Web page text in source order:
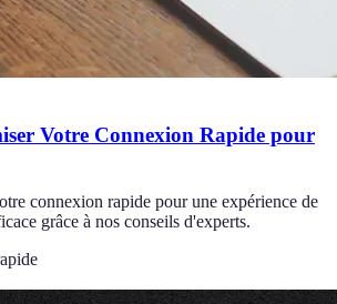
Votre Connexion Rapide pour
connexion rapide pour une expérience de
grâce à nos conseils d'experts.